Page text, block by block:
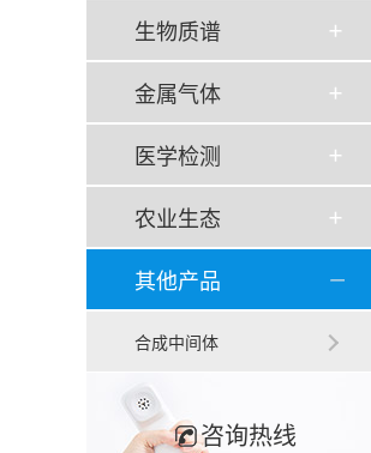
生物质谱
金属气体
医学检测
农业生态
其他产品
合成中间体
咨询热线